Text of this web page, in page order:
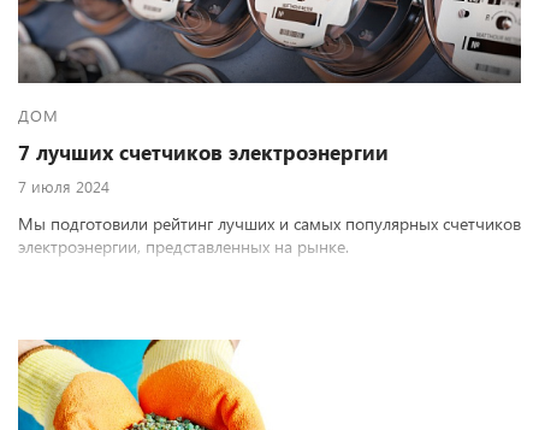
ДОМ
7 лучших счетчиков электроэнергии
7 июля 2024
Мы подготовили рейтинг лучших и самых популярных счетчиков
электроэнергии, представленных на рынке.